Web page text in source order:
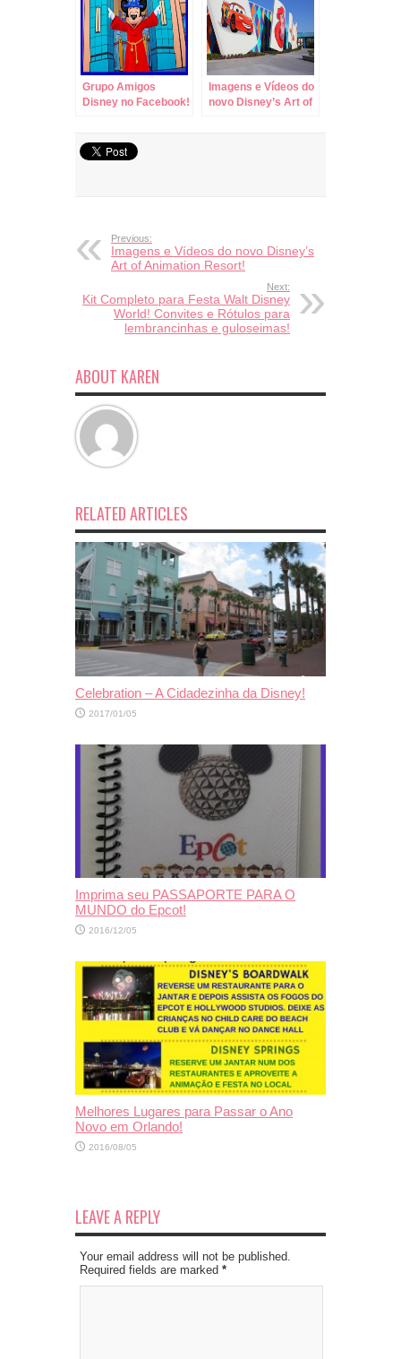
Grupo Amigos
Disney no Facebook!
Imagens e Vídeos do
novo Disney’s Art of
Previous:
Imagens e Vídeos do novo Disney’s
Art of Animation Resort!
Next:
Kit Completo para Festa Walt Disney
World! Convites e Rótulos para
lembrancinhas e guloseimas!
ABOUT KAREN
RELATED ARTICLES
Celebration – A Cidadezinha da Disney!
2017/01/05
Imprima seu PASSAPORTE PARA O
MUNDO do Epcot!
2016/12/05
Melhores Lugares para Passar o Ano
Novo em Orlando!
2016/08/05
LEAVE A REPLY
Your email address will not be published.
Required fields are marked *